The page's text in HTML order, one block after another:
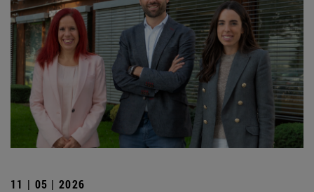
11 | 05 | 2026